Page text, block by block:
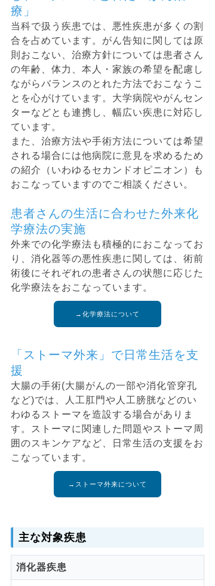
療」
当科で扱う疾患では、悪性疾患が多くの割
合を占めています。がん告知に関しては原
則おこない、治療方針については患者さん
の年齢、体力、本人・家族の希望を配慮し
ながらバランスのとれた方法でおこなうこ
とを心がけています。大学病院やがんセン
ターなどとも連携し、幅広い疾患に対応し
ています。
また、治療方法や手術方法については希望
される場合には他病院に意見を求めるため
の紹介（いわゆるセカンドオピニオン）も
おこなっていますのでご相談ください。
患者さんの生活に合わせた外来化
学療法の実施
外来での化学療法も積極的におこなってお
り、消化器等の悪性疾患に関しては、術前
術後にそれぞれの患者さんの状態に応じた
化学療法をおこなっています。
→化学療法について
「ストーマ外来」で日常生活を支
援
大腸の手術(大腸がんの一部や消化管穿孔
など)では、人工肛門や人工膀胱などのい
わゆるストーマを造設する場合がありま
す。ストーマに関連した問題やストーマ周
囲のスキンケアなど、日常生活の支援をお
こなっています。
→ストーマ外来について
主な対象疾患
消化器疾患